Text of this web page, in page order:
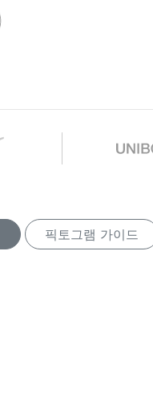
픽토그램 가이드